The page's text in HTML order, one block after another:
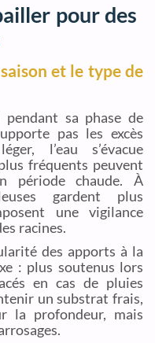
pour des
et le type de
pendant sa phase de
pas les excès
l’eau s’évacue
fréquents peuvent
période chaude. À
gardent plus
une vigilance
racines.
des apports à la
: plus soutenus lors
en cas de pluies
un substrat frais,
la profondeur, mais